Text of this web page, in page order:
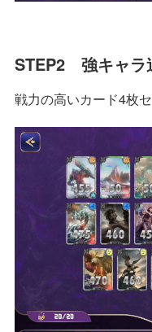
STEP2 強キャラ
戦力の高いカード4枚